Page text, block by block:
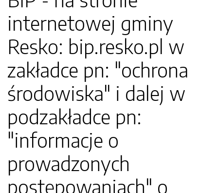
internetowej gminy
Resko: bip.resko.pl w
zakładce pn: "ochrona
środowiska" i dalej w
podzakładce pn:
"informacje o
prowadzonych
postępowaniach" o